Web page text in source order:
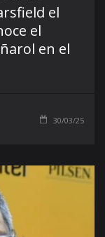
el
el
en el
30/03/25